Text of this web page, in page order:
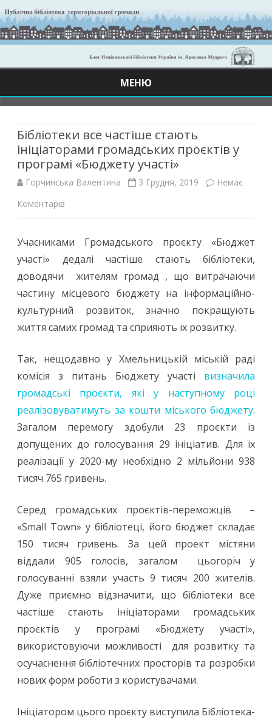
МЕНЮ
Бібліотеки все частіше стають
ініціаторами громадських проєктів у
програмі «Бюджету участі»
Горчинська Валентина 3 Грудня, 2019
Немає
Коментарів
все
частіше
стають
ініціаторами
громадських
програмі
«Бюджету
Учасниками Громадського проєкту «Бюджет
участі» дедалі частіше стають бібліотеки,
доводячи жителям громад , що витрачаючи
частину місцевого бюджету на інформаційно-
культурний розвиток, значно покращують
життя самих громад та сприяють їх розвитку.
Так, нещодавно у Хмельницькій міській раді
комісія з питань Бюджету участі визначила
громадські проєкти, які у наступному році
реалізовуватимуть за кошти міського бюджету.
Загалом перемогу здобули 23 проєкти із
допущених до голосування 29 ініціатив. Для їх
реалізації у 2020-му необхідно 2 мільйони 938
тисяч 765 гривень.
Серед громадських проєктів-переможців –
«Small Town» у бібліотеці, його бюджет складає
150 тисяч гривень. За цей проект містяни
віддали 905 голосів, загалом цьогоріч у
голосуванні взяли участь 9 тисяч 200 жителів.
Дуже приємно відзначити, що бібліотеки все
частіше стають ініціаторами громадських
проєктів у програмі «Бюджету участі»,
використовуючи можливості для розвитку та
осучаснення бібліотечних просторів та розробки
нових форм роботи з користувачами.
Ініціатором цього проєкту виступила Бібліотека-